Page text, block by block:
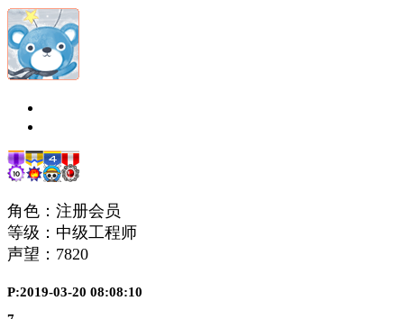
角色：注册会员
等级：中级工程师
声望： 7820
P:2019-03-20 08:08:10